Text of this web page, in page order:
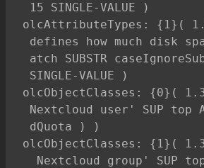
15 SINGLE-VALUE )
olcAttributeTypes: {1}(
defines how much disk
atch SUBSTR
SINGLE-VALUE )
olcObjectClasses: {0}(
Nextcloud user' SUP top
dQuota ) )
olcObjectClasses: {1}(